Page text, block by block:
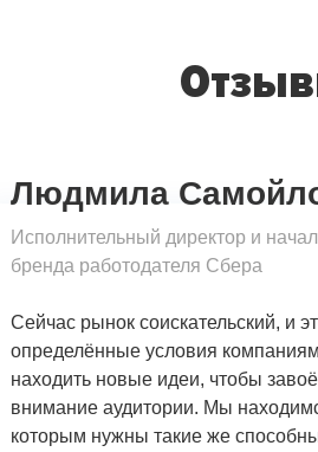
Людмила
Исполнительный директор и
бренда работодателя Сбера
Сейчас рынок соискательский, и
определённые условия
находить новые идеи, чтобы
внимание аудитории. Мы
которым нужны такие же